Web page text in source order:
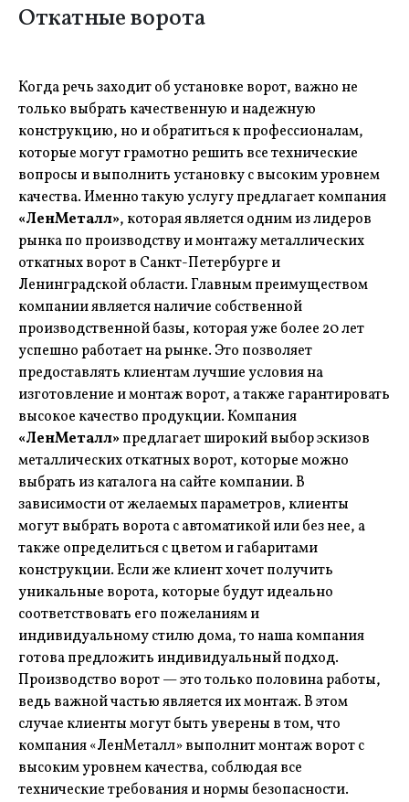
Откатные ворота
Когда речь заходит об установке ворот, важно не
только выбрать качественную и надежную
конструкцию, но и обратиться к профессионалам,
которые могут грамотно решить все технические
вопросы и выполнить установку с высоким уровнем
качества. Именно такую услугу предлагает компания
«ЛенМеталл», которая является одним из лидеров
рынка по производству и монтажу металлических
откатных ворот в Санкт-Петербурге и
Ленинградской области. Главным преимуществом
компании является наличие собственной
производственной базы, которая уже более 20 лет
успешно работает на рынке. Это позволяет
предоставлять клиентам лучшие условия на
изготовление и монтаж ворот, а также гарантировать
высокое качество продукции. Компания
«ЛенМеталл»предлагает широкий выбор эскизов
металлических откатных ворот, которые можно
выбрать из каталога на сайте компании. В
зависимости от желаемых параметров, клиенты
могут выбрать ворота с автоматикой или без нее, а
также определиться с цветом и габаритами
конструкции. Если же клиент хочет получить
уникальные ворота, которые будут идеально
соответствовать его пожеланиям и
индивидуальному стилю дома, то наша компания
готова предложить индивидуальный подход.
Производство ворот — это только половина работы,
ведь важной частью является их монтаж. В этом
случае клиенты могут быть уверены в том, что
компания «ЛенМеталл» выполнит монтаж ворот с
высоким уровнем качества, соблюдая все
технические требования и нормы безопасности.